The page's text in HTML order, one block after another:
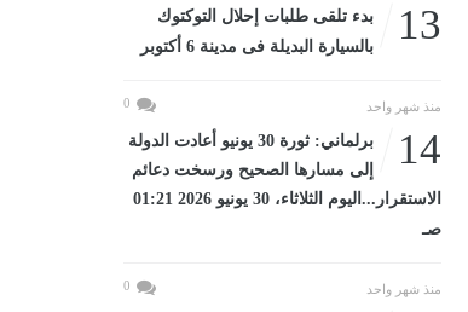
13
بدء تلقى طلبات إحلال التوكتوك
بالسيارة البديلة فى مدينة 6 أكتوبر
منذ شهر واحد 0
14
برلماني: ثورة 30 يونيو أعادت الدولة
إلى مسارها الصحيح ورسخت دعائم
الاستقرار...اليوم الثلاثاء، 30 يونيو 2026 01:21
صـ
منذ شهر واحد 0